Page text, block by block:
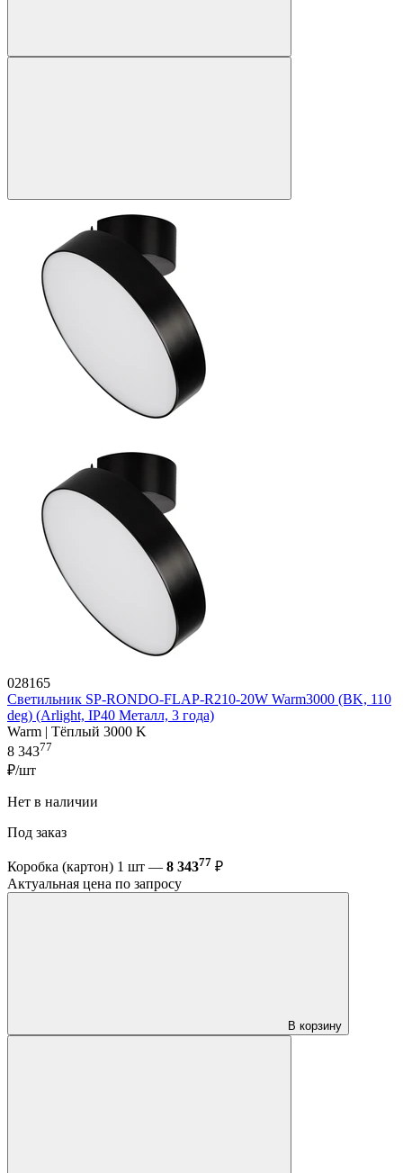
028165
Светильник SP-RONDO-FLAP-R210-20W Warm3000 (BK, 110
deg) (Arlight, IP40 Металл, 3 года)
Warm | Тёплый 3000 K
8 34377
₽/шт
Нет в наличии
Под заказ
Коробка (картон) 1 шт — 8 34377 ₽
Актуальная цена по запросу
В корзину